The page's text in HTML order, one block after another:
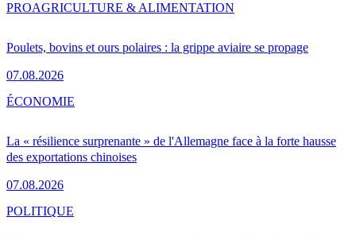
Poulets, bovins et ours polaires : la grippe aviaire se propage
07.08.2026
PROAGRICULTURE & ALIMENTATION
La « résilience surprenante » de l'Allemagne face à la forte hausse
des exportations chinoises
07.08.2026
ÉCONOMIE
POLITIQUE